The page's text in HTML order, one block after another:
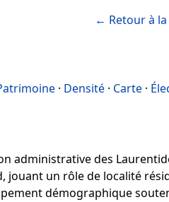
← Retour à
· Densité · Carte ·
administrative des
jouant un rôle de localité
démographique